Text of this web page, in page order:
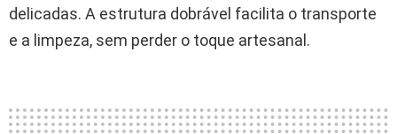
delicadas. A estrutura dobrável facilita o transporte
e a limpeza, sem perder o toque artesanal.